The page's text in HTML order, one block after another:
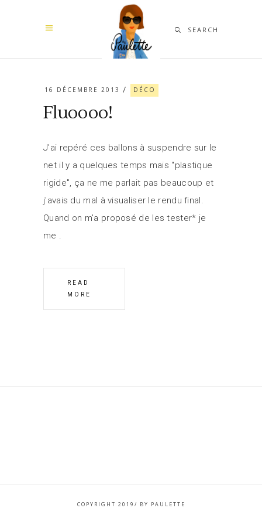
SEARCH
16 DÉCEMBRE 2013 DÉCO
Fluoooo!
J'ai repéré ces ballons à suspendre sur le
net il y a quelques temps mais "plastique
rigide", ça ne me parlait pas beaucoup et
j'avais du mal à visualiser le rendu final.
Quand on m'a proposé de les tester* je
me
READ
MORE
COPYRIGHT 2019/ BY PAULETTE